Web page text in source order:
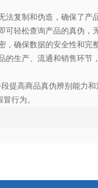
复制和伪造，确保了产
轻松查询产品的真伪，
确保数据的安全性和完
生产、流通和销售环节
提高商品真伪辨别能力
行为。